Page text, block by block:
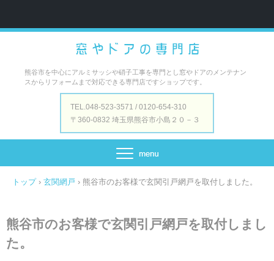
熊谷市を中心にアルミサッシや硝子工事を専門とし窓やドアのメンテナン
スからリフォームまで対応できる専門店ですショップです。
TEL.048-523-3571 / 0120-654-310
〒360-0832 埼玉県熊谷市小島２０－３
トップ › 玄関網戸 › 熊谷市のお客様で玄関引戸網戸を取付しました。
熊谷市のお客様で玄関引戸網戸を取付しまし
た。